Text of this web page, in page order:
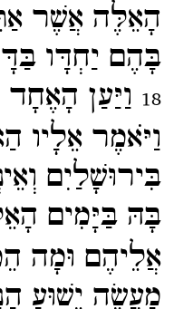
הָאֵלֶּה אֲשֶׁר
בָּהֶם יַחְדָּו
18 וַיַּעַן
וַיֹּאמֶר אֵלָיו
בִּירוּשָׁלַיִם
בָּהּ בַּיָּמִים
אֲלֵיהֶם וּמָה
מַעֲשֶׂה יֵשׁוּעַ